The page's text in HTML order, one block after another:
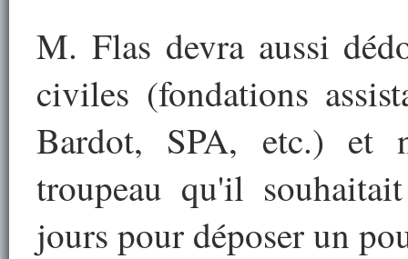
M. Flas devra aussi
civiles (fondations
Bardot, SPA, etc.) et
troupeau qu'il
jours pour déposer un